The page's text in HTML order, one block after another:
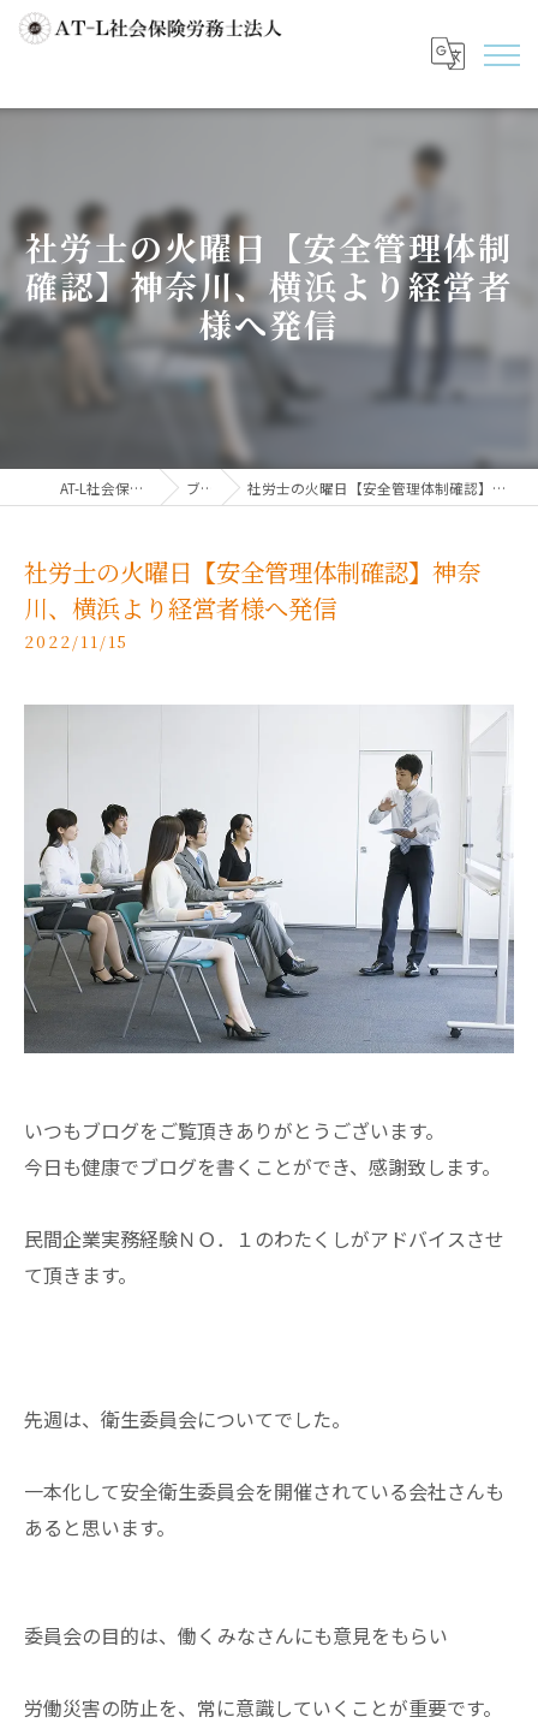
社労士の火曜日【安全管理体制
確認】神奈川、横浜より経営者
様へ発信
AT-L社会保険労務士法人 ブログ 社労士の火曜日【安全管理体制確認】神奈川、横浜より経営者様へ発信
社労士の火曜日【安全管理体制確認】神奈
川、横浜より経営者様へ発信
2022/11/15
いつもブログをご覧頂きありがとうございます。
今日も健康でブログを書くことができ、感謝致します。
民間企業実務経験ＮＯ．１のわたくしがアドバイスさせ
て頂きます。
先週は、衛生委員会についてでした。
一本化して安全衛生委員会を開催されている会社さんも
あると思います。
委員会の目的は、働くみなさんにも意見をもらい
労働災害の防止を、常に意識していくことが重要です。